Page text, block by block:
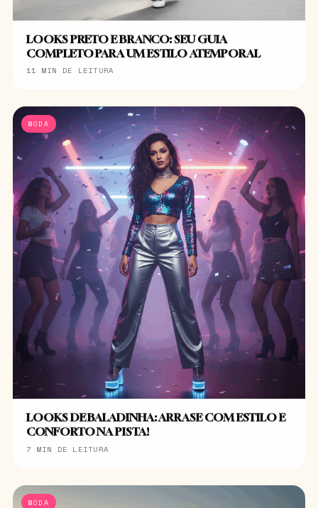
LOOKS PRETO E BRANCO: SEU GUIA
COMPLETO PARA UM ESTILO ATEMPORAL
11 MIN DE LEITURA
MODA
LOOKS DE BALADINHA: ARRASE COM ESTILO E
CONFORTO NA PISTA!
7 MIN DE LEITURA
MODA